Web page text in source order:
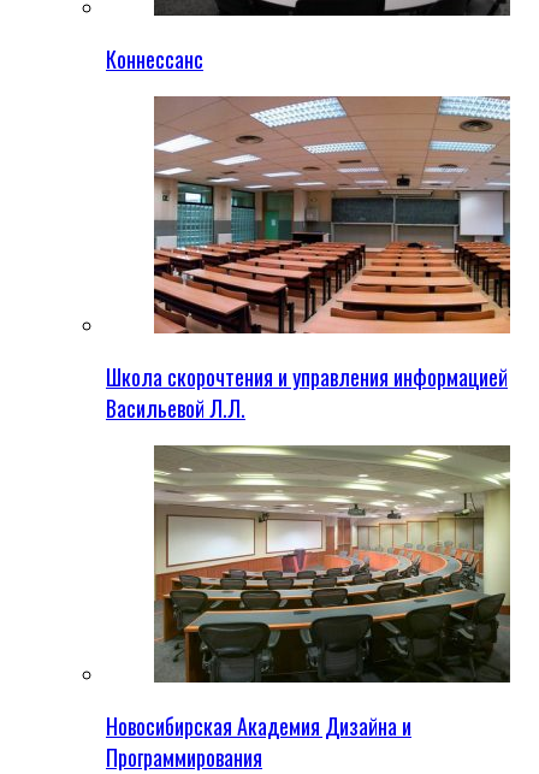
Коннессанс
Школа скорочтения и управления информацией
Васильевой Л.Л.
Новосибирская Академия Дизайна и
Программирования